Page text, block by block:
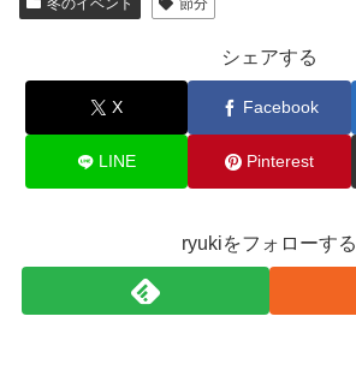
冬のイベント 節分
シェアする
X Facebook
LINE Pinterest
ryukiをフォローする